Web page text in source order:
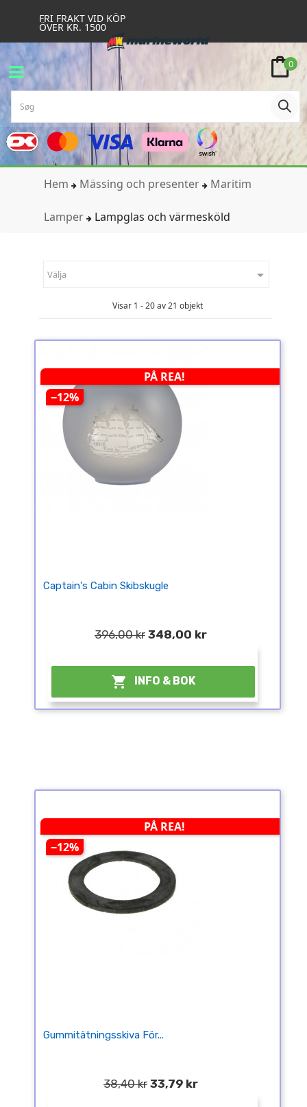
FRI FRAKT VID KÖP
ÖVER KR. 1500
0
Hem Mässing och presenter Maritim
Lamper Lampglas och värmesköld
Välja 
Visar 1 - 20 av 21 objekt
PÅ REA!
−12%
Captain's Cabin Skibskugle
396,00 kr 348,00 kr
 INFO & BOK
PÅ REA!
−12%
Gummitätningsskiva För...
38,40 kr 33,79 kr